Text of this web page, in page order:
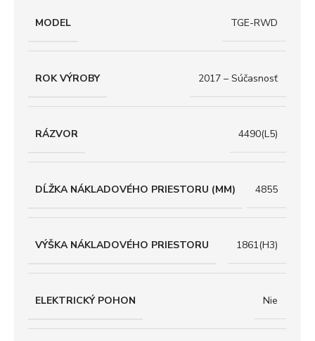
MODEL TGE-RWD
ROK VÝROBY 2017 – Súčasnosť
RÁZVOR 4490(L5)
DĹŽKA NÁKLADOVÉHO PRIESTORU (MM) 4855
VÝŠKA NÁKLADOVÉHO PRIESTORU 1861(H3)
ELEKTRICKÝ POHON Nie